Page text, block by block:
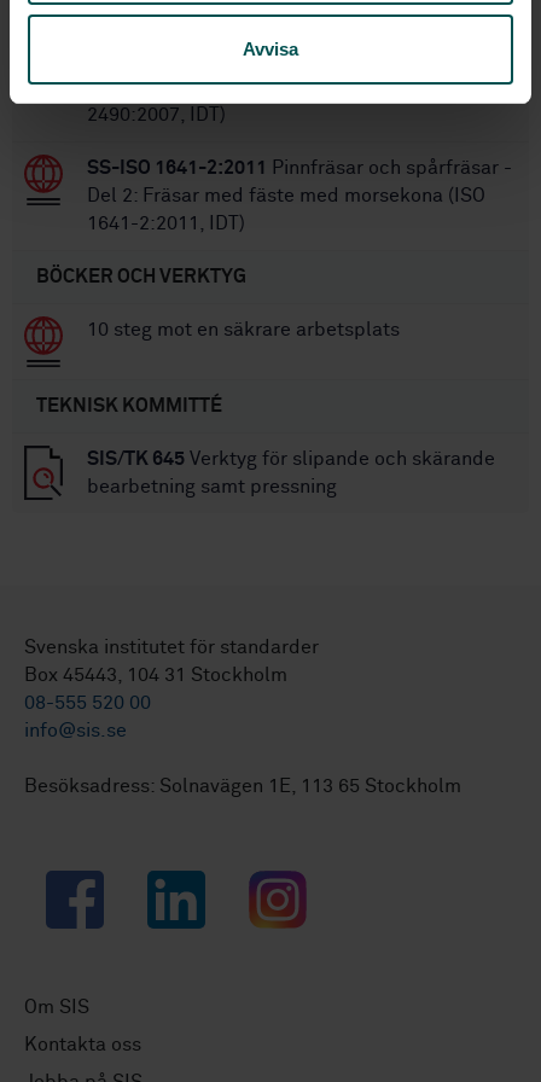
Avvisa
kugghjul med medbringarspår eller kilspår -
Modul 0,5 t.o.m. 40 - Nominella mått (ISO
2490:2007, IDT)
SS-ISO 1641-2:2011
Pinnfräsar och spårfräsar -
Del 2: Fräsar med fäste med morsekona (ISO
1641-2:2011, IDT)
BÖCKER OCH VERKTYG
10 steg mot en säkrare arbetsplats
TEKNISK KOMMITTÉ
SIS/TK 645 Verktyg för slipande och skärande
bearbetning samt pressning
Svenska institutet för standarder
Box 45443, 104 31 Stockholm
08-555 520 00
info@sis.se
Besöksadress: Solnavägen 1E, 113 65 Stockholm
Facebook LinkedIn Instagram
Om SIS
Kontakta oss